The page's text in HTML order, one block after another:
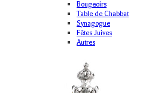
Bougeoirs
Table de Chabbat
Synagogue
Fêtes Juives
Autres